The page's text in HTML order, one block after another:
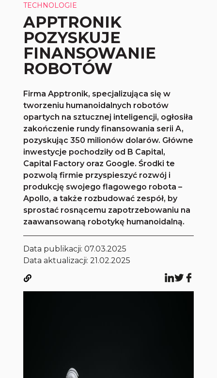
TECHNOLOGIE
APPTRONIK
POZYSKUJE
FINANSOWANIE
ROBOTÓW
Firma Apptronik, specjalizująca się w
tworzeniu humanoidalnych robotów
opartych na sztucznej inteligencji, ogłosiła
zakończenie rundy finansowania serii A,
pozyskując 350 milionów dolarów. Główne
inwestycje pochodziły od B Capital,
Capital Factory oraz Google. Środki te
pozwolą firmie przyspieszyć rozwój i
produkcję swojego flagowego robota –
Apollo, a także rozbudować zespół, by
sprostać rosnącemu zapotrzebowaniu na
zaawansowaną robotykę humanoidalną.
Data publikacji:07.03.2025
Data aktualizacji: 21.02.2025